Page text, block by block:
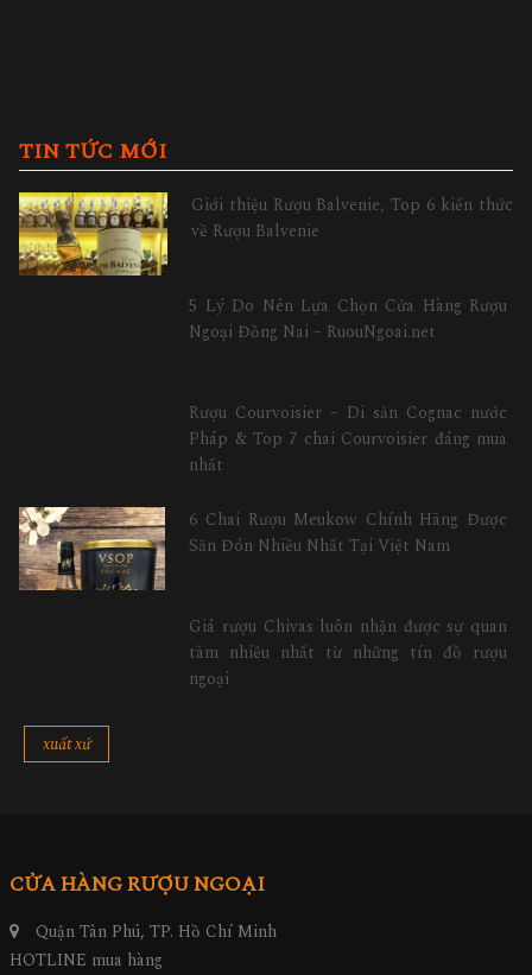
TIN TỨC MỚI
Giới thiệu Rượu Balvenie, Top 6 kiến thức
về Rượu Balvenie
5 Lý Do Nên Lựa Chọn Cửa Hàng Rượu
Ngoại Đồng Nai – RuouNgoai.net
Rượu Courvoisier – Di sản Cognac nước
Pháp & Top 7 chai Courvoisier đáng mua
nhất
6 Chai Rượu Meukow Chính Hãng Được
Săn Đón Nhiều Nhất Tại Việt Nam
Giá rượu Chivas luôn nhận được sự quan
tâm nhiều nhất từ những tín đồ rượu
ngoại
xuất xứ
CỬA HÀNG RƯỢU NGOẠI
Quận Tân Phú, TP. Hồ Chí Minh
HOTLINE mua hàng